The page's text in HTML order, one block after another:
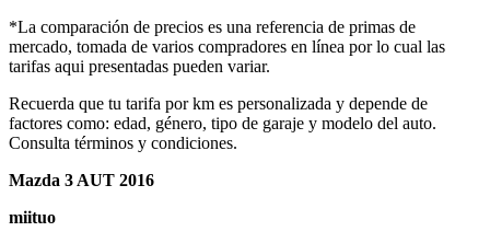
*La comparación de precios es una referencia de primas de
mercado, tomada de varios compradores en línea por lo cual las
tarifas aqui presentadas pueden variar.
Recuerda que tu tarifa por km es personalizada y depende de
factores como: edad, género, tipo de garaje y modelo del auto.
Consulta términos y condiciones.
Mazda 3 AUT 2016
miituo